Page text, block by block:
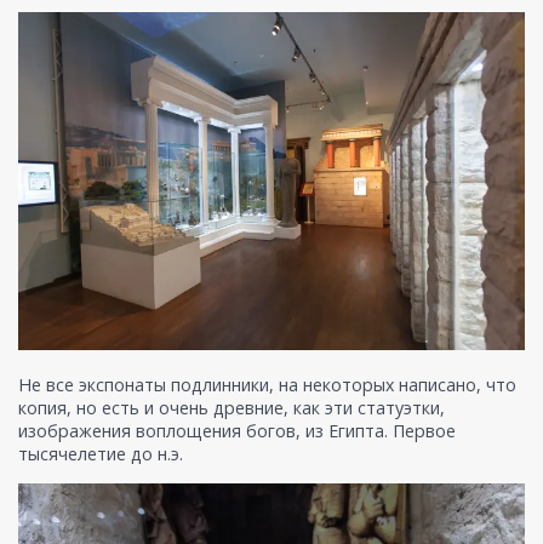
Не все экспонаты подлинники, на некоторых написано, что
копия, но есть и очень древние, как эти статуэтки,
изображения воплощения богов, из Египта. Первое
тысячелетие до н.э.